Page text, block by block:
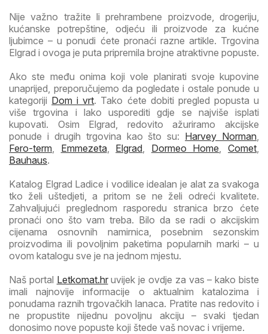
Nije važno tražite li prehrambene proizvode, drogeriju,
kućanske potrepštine, odjeću ili proizvode za kućne
ljubimce – u ponudi ćete pronaći razne artikle. Trgovina
Elgrad i ovoga je puta pripremila brojne atraktivne popuste.
Ako ste među onima koji vole planirati svoje kupovine
unaprijed, preporučujemo da pogledate i ostale ponude u
kategoriji Dom i vrt. Tako ćete dobiti pregled popusta u
više trgovina i lako usporediti gdje se najviše isplati
kupovati. Osim Elgrad, redovito ažuriramo akcijske
ponude i drugih trgovina kao što su: Harvey Norman
Fero-term
Emmezeta, Elgrad Dormeo Home ,Comet
Bauhaus.
Katalog Elgrad Ladice i vodilice idealan je alat za svakoga
tko želi uštedjeti, a pritom se ne želi odreći kvalitete.
Zahvaljujući preglednom rasporedu stranica brzo ćete
pronaći ono što vam treba. Bilo da se radi o akcijskim
cijenama osnovnih namirnica, posebnim sezonskim
proizvodima ili povoljnim paketima popularnih marki – u
ovom katalogu sve je na jednom mjestu.
Naš portal Letkomat.hruvijek je ovdje za vas – kako biste
imali najnovije informacije o aktualnim katalozima i
ponudama raznih trgovačkih lanaca. Pratite nas redovito i
ne propustite nijednu povoljnu akciju – svaki tjedan
donosimo nove popuste koji štede vaš novac i vrijeme.